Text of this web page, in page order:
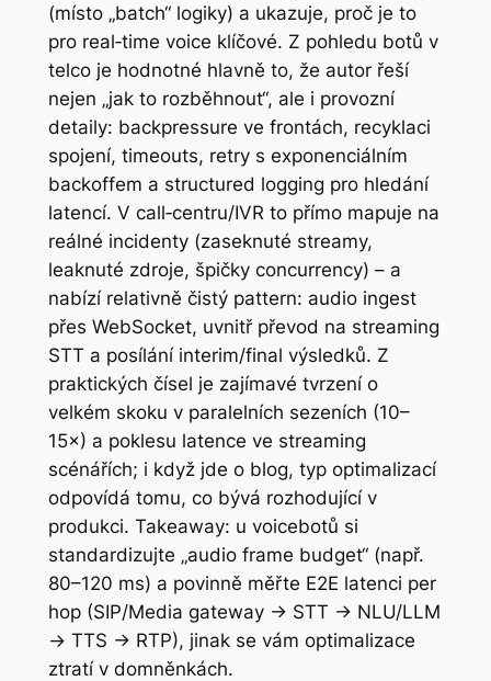
(místo „batch“ logiky) a ukazuje, proč je to
pro real‑time voice klíčové. Z pohledu botů v
telco je hodnotné hlavně to, že autor řeší
nejen „jak to rozběhnout“, ale i provozní
detaily: backpressure ve frontách, recyklaci
spojení, timeouts, retry s exponenciálním
backoffem a structured logging pro hledání
latencí. V call‑centru/IVR to přímo mapuje na
reálné incidenty (zaseknuté streamy,
leaknuté zdroje, špičky concurrency) – a
nabízí relativně čistý pattern: audio ingest
přes WebSocket, uvnitř převod na streaming
STT a posílání interim/final výsledků. Z
praktických čísel je zajímavé tvrzení o
velkém skoku v paralelních sezeních (10–
15×) a poklesu latence ve streaming
scénářích; i když jde o blog, typ optimalizací
odpovídá tomu, co bývá rozhodující v
produkci. Takeaway: u voicebotů si
standardizujte „audio frame budget“ (např.
80–120 ms) a povinně měřte E2E latenci per
hop (SIP/Media gateway → STT → NLU/LLM
→ TTS → RTP), jinak se vám optimalizace
ztratí v domněnkách.